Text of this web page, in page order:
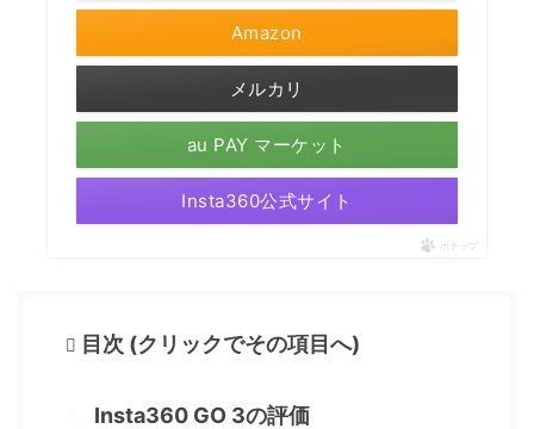
Amazon
メルカリ
au PAY マーケット
Insta360公式サイト
ポチップ
目次 (クリックでその項目へ)
Insta360 GO 3の評価